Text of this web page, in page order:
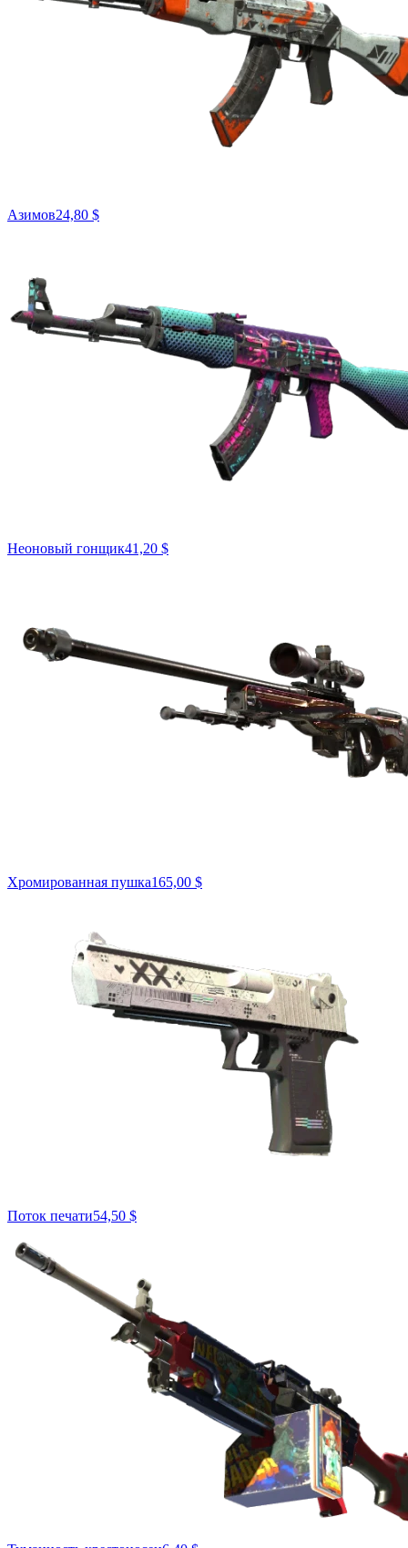
Азимов24,80 $
Неоновый гонщик41,20 $
Хромированная пушка165,00 $
Поток печати54,50 $